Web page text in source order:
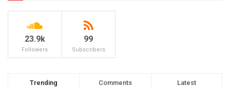
23.9k
Followers
99
Subscribers
Trending Comments Latest